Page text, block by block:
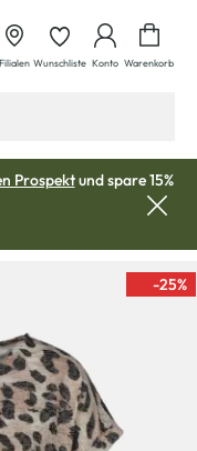
Filialen Wunschliste Konto Warenkorb
Prospektund spare 15%
-25%